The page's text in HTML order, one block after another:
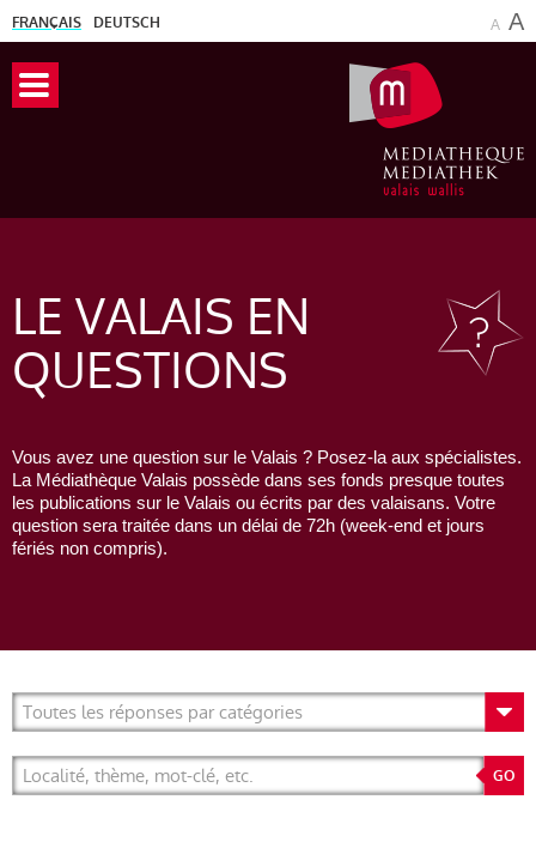
FRANÇAIS DEUTSCH A A
LE VALAIS EN
QUESTIONS
Vous avez une question sur le Valais ? Posez-la aux spécialistes.
La Médiathèque Valais possède dans ses fonds presque toutes
les publications sur le Valais ou écrits par des valaisans. Votre
question sera traitée dans un délai de 72h (week-end et jours
fériés non compris).